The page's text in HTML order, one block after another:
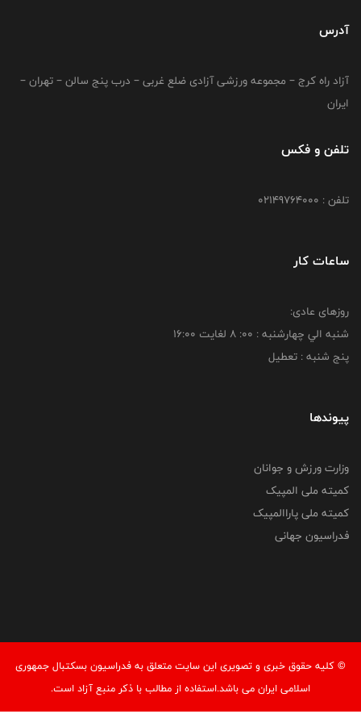
آدرس
آزاد راه کرج – مجموعه ورزشی آزادی ضلع غربی – درب پنج سالن – تهران –
ایران
تلفن و فکس
تلفن : 02149764000
ساعات کار
روزهای عادی:
شنبه الي چهارشنبه : 00: 8 لغايت 16:00
پنج شنبه : تعطیل
پیوندها
وزارت ورزش و جوانان
کمیته ملی المپیک
کمیته ملی پاراالمپیک
فدراسیون جهانی
© کليه حقوق خبری و تصويری اين سايت متعلق به فدراسیون بسکتبال جمهوری
اسلامی ایران می باشد.استفاده از مطالب با ذكر منبع آزاد است.